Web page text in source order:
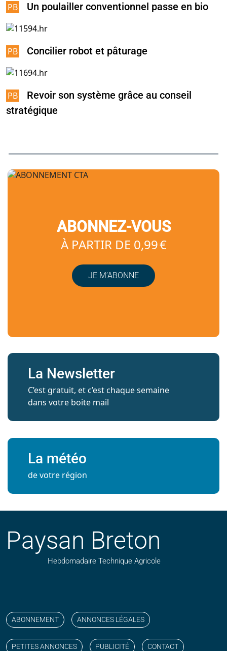
Un poulailler conventionnel passe en bio
Concilier robot et pâturage
Revoir son système grâce au conseil
stratégique
ABONNEZ-VOUS
À PARTIR DE 0,99 €
JE M’ABONNE
La Newsletter
C’est gratuit, et c’est chaque semaine
dans votre boite mail
La météo
de votre région
Paysan Breton
Hebdomadaire Technique Agricole
ABONNEMENT ANNONCES LÉGALES
PETITES ANNONCES PUBLICITÉ CONTACT